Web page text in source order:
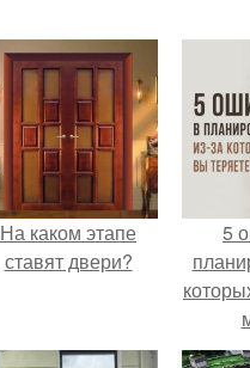
На каком этапе
ставят двери?
5